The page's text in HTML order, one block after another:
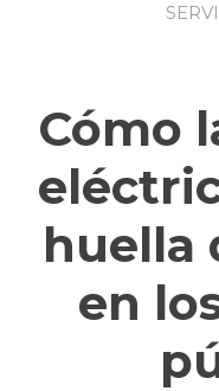
Cómo
huella
en